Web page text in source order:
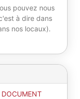
pouvez nous
à dire dans
nos locaux).
DOCUMENT